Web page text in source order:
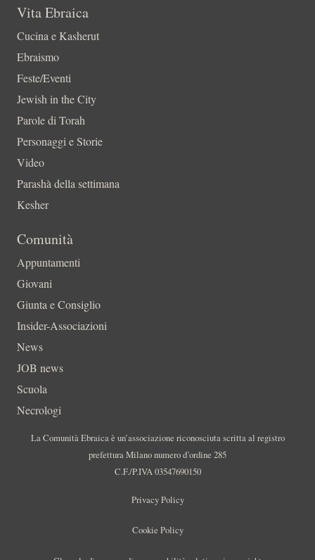
Vita Ebraica
Cucina e Kasherut
Ebraismo
Feste/Eventi
Jewish in the City
Parole di Torah
Personaggi e Storie
Video
Parashà della settimana
Kesher
Comunità
Appuntamenti
Giovani
Giunta e Consiglio
Insider-Associazioni
News
JOB news
Scuola
Necrologi
La Comunità Ebraica è un’associazione riconosciuta scritta al registro
prefettura Milano numero d’ordine 285
C.F./P.IVA 03547690150
Privacy Policy
Cookie Policy